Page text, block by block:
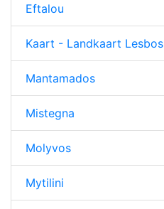
Eftalou
Kaart - Landkaart Lesbos
Mantamados
Mistegna
Molyvos
Mytilini